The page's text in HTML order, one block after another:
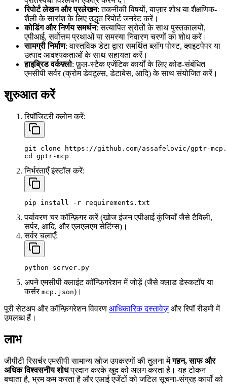
रिपोर्ट लेखन और प्रलेखन: तकनीकी विषयों, बाज़ार शोध या शैक्षणिक-
शैली के सारांश के लिए उद्धृत रिपोर्ट जनरेट करें।
कोडिंग और निर्णय समर्थन: सत्यापित स्रोतों के साथ पुस्तकालयों,
एपीआई, सर्वोत्तम प्रथाओं या समस्या निवारण चरणों का शोध करें।
सामग्री निर्माण: वास्तविक डेटा द्वारा समर्थित ब्लॉग पोस्ट, व्हाइटपेपर या
उत्पाद आवश्यकताओं के साथ सहायता करें।
हाइब्रिड वर्कफ़्लो: फ़ुल-स्टैक एजेंटिक कार्यों के लिए कोड-संबंधित
एमसीपी सर्वर (क्रोम डेवटूल्स, डेटाबेस, आदि) के साथ संयोजित करें।
शुरुआत करें
रिपॉजिटरी क्लोन करें:
git clone https://github.com/assafelovic/gptr-
निर्भरताएँ इंस्टॉल करें:
पर्यावरण चर कॉन्फ़िगर करें (खोज इंजन एपीआई कुंजियाँ जैसे टैविली,
सर्पर, आदि, और एलएलएम सेटिंग्स)।
सर्वर चलाएँ:
अपने एमसीपी क्लाइंट कॉन्फ़िगरेशन में जोड़ें (जैसे क्लाड डेस्कटॉप या
कर्सर mcp.json)।
पूरी सेटअप और कॉन्फ़िगरेशन विवरण आधिकारिक दस्तावेज़और रिपॉ रीडमी में
उपलब्ध हैं।
लाभ
जीपीटी रिसर्चर एमसीपी सामान्य खोज उपकरणों की तुलना मेंगहन, साफ और
अधिक विश्वसनीय शोधप्रदान करके खुद को अलग करता है। यह टोकन
बचाता है, भ्रम कम करता है और एआई एजेंटों को जटिल सूचना-संग्रह कार्यों को